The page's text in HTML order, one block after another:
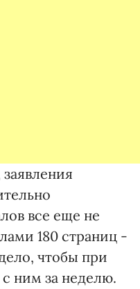
все еще не
180 страниц -
чтобы при
ним за неделю.